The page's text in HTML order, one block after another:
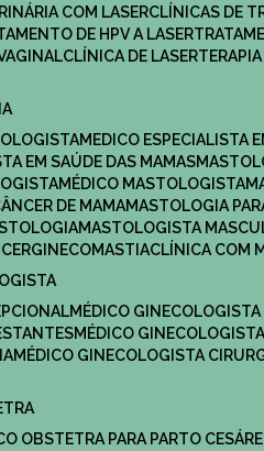
COM LASER
CLÍNICAS DE
DE HPV A LASER
CLÍNICA DE LASERTERAPIA
MEDICO ESPECIALISTA
EM SAÚDE DAS MAMAS
MÉDICO MASTOLOGISTA
DE MAMA
MASTOLOGIA
MASTOLOGISTA
GINECOMASTIA
CLÍNICA COM
MÉDICO
MÉDICO
MÉDICO GINECOLOGISTA
OBSTETRA PARA PARTO